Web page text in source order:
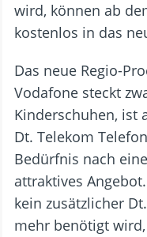
wird, können ab
kostenlos in das
Das neue Regio-
Vodafone steckt
Kinderschuhen, ist
Dt. Telekom
Bedürfnis nach
attraktives
kein zusätzlicher
mehr benötigt